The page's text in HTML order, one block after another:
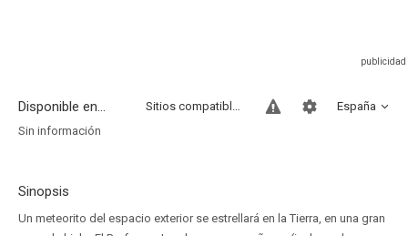
Disponible en... España
Sitios compatibles
Sin información
Sinopsis
Un meteorito del espacio exterior se estrellará en la Tierra, en una gran